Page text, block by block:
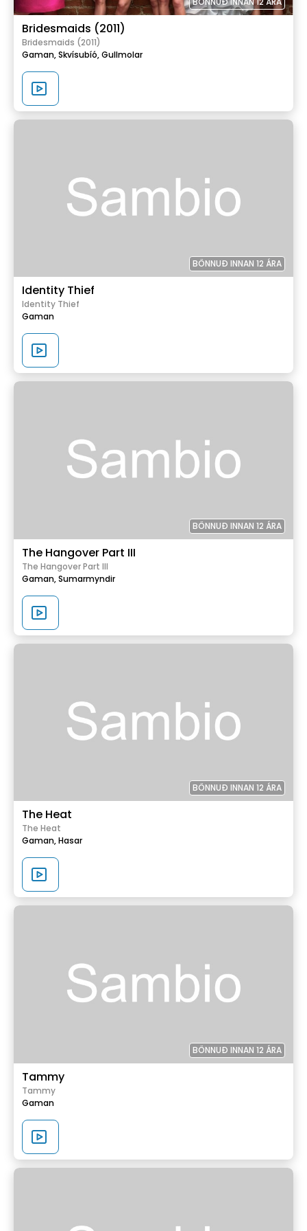
Bridesmaids (2011)
Bridesmaids (2011)
Gaman,Skvísubíó,Gullmolar
BÖNNUÐ INNAN 12 ÁRA
Identity Thief
Identity Thief
Gaman
BÖNNUÐ INNAN 12 ÁRA
The Hangover Part III
The Hangover Part III
Gaman,Sumarmyndir
BÖNNUÐ INNAN 12 ÁRA
The Heat
The Heat
Gaman,Hasar
BÖNNUÐ INNAN 12 ÁRA
Tammy
Tammy
Gaman